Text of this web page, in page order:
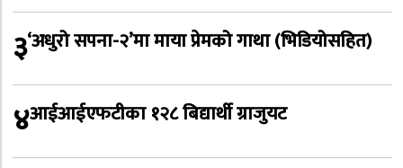
३‘अधुरो सपना-२’मा माया प्रेमको गाथा (भिडियोसहित)
४आईआईएफटीका १२८ बिद्यार्थी ग्राजुयट